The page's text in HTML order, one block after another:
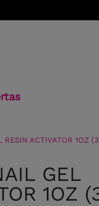
RESIN ACTIVATOR 1OZ
GEL
1OZ